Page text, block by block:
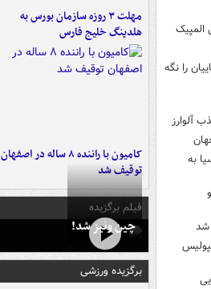
المپیک
را نگه
آلوارز
به
شد
مهلت ۳ روزه سازمان بورس به
هلدینگ خلیج فارس
کامیون با راننده ۸ ساله در اصفهان
توقیف شد
فیلم برگزیده
چین ونیز شد!
برگزیده ورزشی